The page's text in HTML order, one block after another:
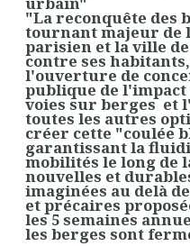
"La reconquête des
tournant majeur de
parisien et la ville
contre ses
l'ouverture de
publique de
voies sur berges et
toutes les autres
créer cette "coulée
garantissant la
mobilités le long de
nouvelles et
imaginées au delà
et précaires
les 5 semaines
les berges sont